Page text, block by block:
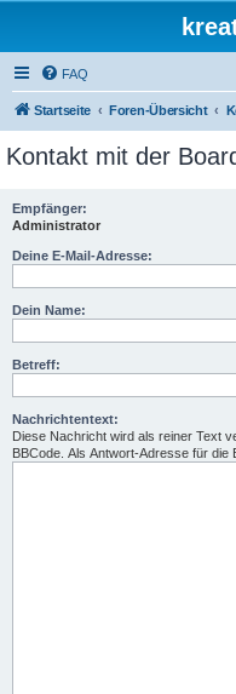
FAQ
Startseite Foren-Übersicht
Kontakt mit der
Empfänger:
Administrator
Deine E-Mail-Adresse:
Dein Name:
Betreff:
Nachrichtentext:
Diese Nachricht wird als reiner Text
BBCode. Als Antwort-Adresse für die